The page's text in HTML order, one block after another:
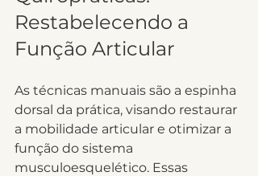
Restabelecendo a
Função Articular
As técnicas manuais são a espinha
dorsal da prática, visando restaurar
a mobilidade articular e otimizar a
função do sistema
musculoesquelético. Essas